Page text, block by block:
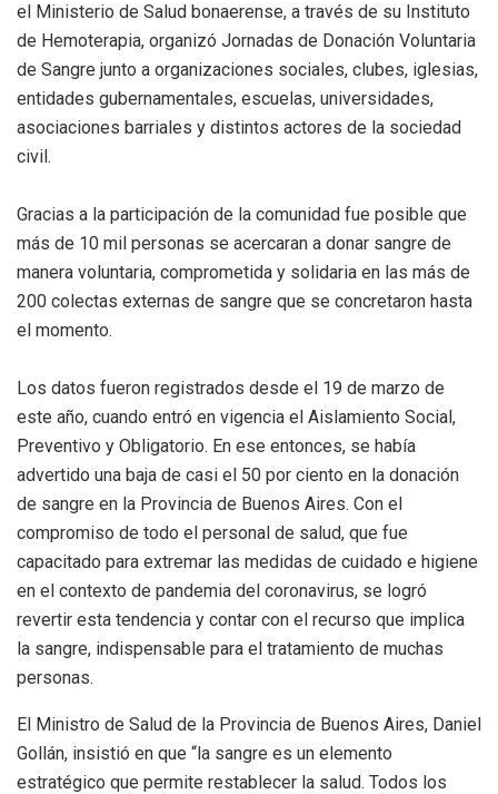
el Ministerio de Salud bonaerense, a través de su Instituto
de Hemoterapia, organizó Jornadas de Donación Voluntaria
de Sangre junto a organizaciones sociales, clubes, iglesias,
entidades gubernamentales, escuelas, universidades,
asociaciones barriales y distintos actores de la sociedad
civil.
Gracias a la participación de la comunidad fue posible que
más de 10 mil personas se acercaran a donar sangre de
manera voluntaria, comprometida y solidaria en las más de
200 colectas externas de sangre que se concretaron hasta
el momento.
Los datos fueron registrados desde el 19 de marzo de
este año, cuando entró en vigencia el Aislamiento Social,
Preventivo y Obligatorio. En ese entonces, se había
advertido una baja de casi el 50 por ciento en la donación
de sangre en la Provincia de Buenos Aires. Con el
compromiso de todo el personal de salud, que fue
capacitado para extremar las medidas de cuidado e higiene
en el contexto de pandemia del coronavirus, se logró
revertir esta tendencia y contar con el recurso que implica
la sangre, indispensable para el tratamiento de muchas
personas.
El Ministro de Salud de la Provincia de Buenos Aires, Daniel
Gollán, insistió en que “la sangre es un elemento
estratégico que permite restablecer la salud. Todos los